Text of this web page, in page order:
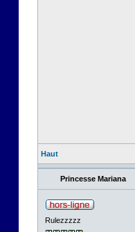
Haut
Princesse Mariana
Rulezzzzz